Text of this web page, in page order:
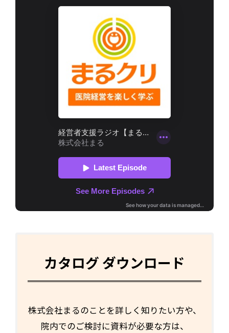
カタログ ダウンロード
株式会社まるのことを詳しく知りたい方や、
院内でのご検討に資料が必要な方は、